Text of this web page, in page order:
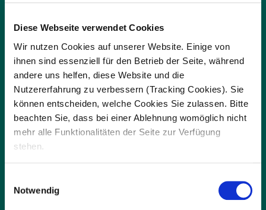
Diese Webseite verwendet Cookies
Wir nutzen Cookies auf unserer Website. Einige von
ihnen sind essenziell für den Betrieb der Seite, während
andere uns helfen, diese Website und die
Nutzererfahrung zu verbessern (Tracking Cookies). Sie
können entscheiden, welche Cookies Sie zulassen. Bitte
beachten Sie, dass bei einer Ablehnung womöglich nicht
mehr alle Funktionalitäten der Seite zur Verfügung
stehen.
Notwendig
setzen sich aus mehreren Bestandteilen zusammen: den
sowie den Investitionskosten.
Die Höhe der Pflegesätze wird jährlich in Zusammenarbeit
mit den Pflegekassen neu verhandelt und angepasst, um
eine hochwertige und bedarfsgerechte Versorgung
sicherzustellen. Je nach Pflegegrad übernimmt die private
Pflegepflichtversicherung oder die Pflegekasse einen
festgelegten Anteil der Pflegekosten. Der verbleibende
Eigenanteil wird von den Pflegebedürftigen selbst gezahlt
und umfasst die Ausgaben für Unterkunft, Verpflegung und
Erfahren Sie mehr darüber, wie die Pflegesätze in